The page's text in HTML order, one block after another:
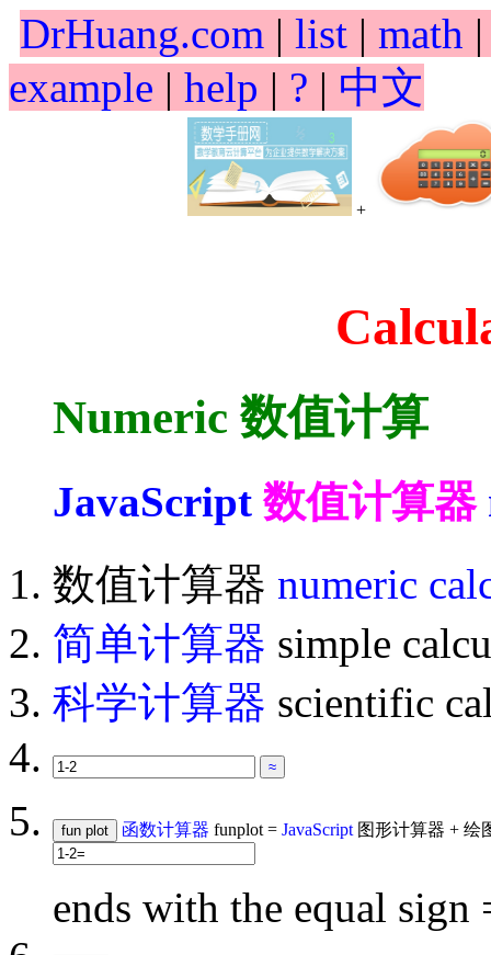
DrHuang.com | list | math
example | help | ? | 中文
+
Numeric 数值计算
JavaScript 数值计算器
数值计算器 numeric
简单计算器 simple
科学计算器 scientific
函数计算器 funplot = JavaScript图形计算器 + 绘
ends with the equal sign